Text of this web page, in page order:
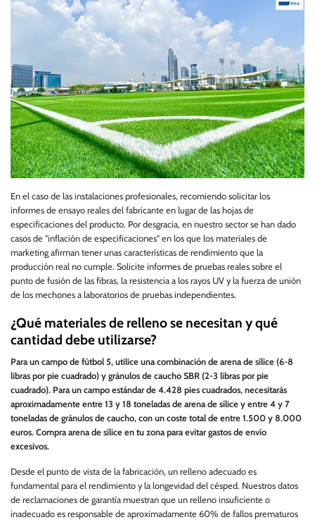
En el caso de las instalaciones profesionales, recomiendo solicitar los
informes de ensayo reales del fabricante en lugar de las hojas de
especificaciones del producto. Por desgracia, en nuestro sector se han dado
casos de "inflación de especificaciones" en los que los materiales de
marketing afirman tener unas características de rendimiento que la
producción real no cumple. Solicite informes de pruebas reales sobre el
punto de fusión de las fibras, la resistencia a los rayos UV y la fuerza de unión
de los mechones a laboratorios de pruebas independientes.
¿Qué materiales de relleno se necesitan y qué
cantidad debe utilizarse?
Para un campo de fútbol 5, utilice una combinación de arena de sílice (6-8
libras por pie cuadrado) y gránulos de caucho SBR (2-3 libras por pie
cuadrado). Para un campo estándar de 4.428 pies cuadrados, necesitarás
aproximadamente entre 13 y 18 toneladas de arena de sílice y entre 4 y 7
toneladas de gránulos de caucho, con un coste total de entre 1.500 y 8.000
euros. Compra arena de sílice en tu zona para evitar gastos de envío
excesivos.
Desde el punto de vista de la fabricación, un relleno adecuado es
fundamental para el rendimiento y la longevidad del césped. Nuestros datos
de reclamaciones de garantía muestran que un relleno insuficiente o
inadecuado es responsable de aproximadamente 60% de fallos prematuros